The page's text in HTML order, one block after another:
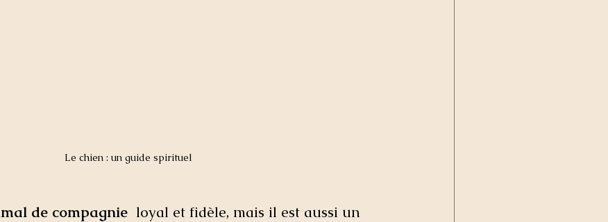
Le chien : un guide spirituel
de compagnie
  loyal et fidèle, mais il est aussi un